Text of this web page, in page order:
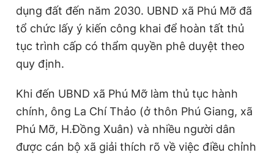
dụng đất đến năm 2030. UBND xã Phú Mỡ đã
tổ chức lấy ý kiến công khai để hoàn tất thủ
tục trình cấp có thẩm quyền phê duyệt theo
quy định.
Khi đến UBND xã Phú Mỡ làm thủ tục hành
chính, ông La Chí Thảo (ở thôn Phú Giang, xã
Phú Mỡ, H.Đồng Xuân) và nhiều người dân
được cán bộ xã giải thích rõ về việc điều chỉnh